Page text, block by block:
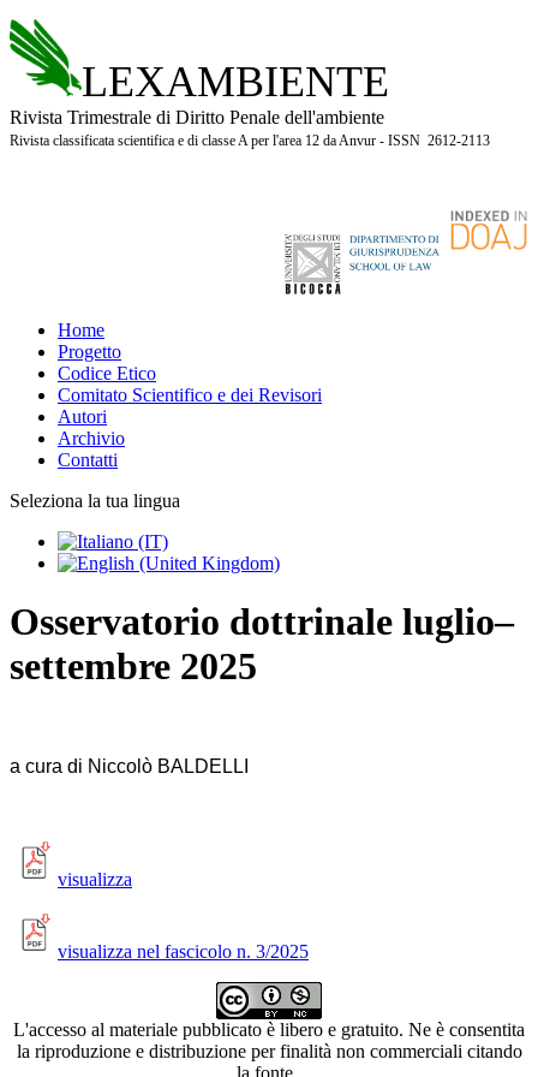
LEXAMBIENTE
Rivista Trimestrale di Diritto Penale dell'ambiente
Rivista classificata scientifica e di classe A per l'area 12 da Anvur - ISSN 2612-2113
Home
Progetto
Codice Etico
Comitato Scientifico e dei Revisori
Autori
Archivio
Contatti
Seleziona la tua lingua
Osservatorio dottrinale luglio–
settembre 2025
a cura di Niccolò BALDELLI
visualizza
visualizza nel fascicolo n. 3/2025
L'accesso al materiale pubblicato è libero e gratuito. Ne è consentita
la riproduzione e distribuzione per finalità non commerciali citando
la fonte.